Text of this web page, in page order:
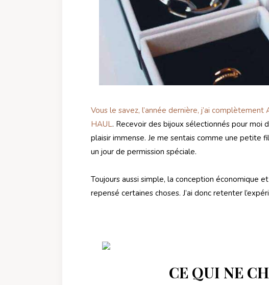
Vous le savez, l’année dernière, j’ai
HAUL. Recevoir des bijoux sélectionnés pour moi
plaisir immense. Je me sentais comme une petite
un jour de permission spéciale.
Toujours aussi simple, la conception économique
repensé certaines choses. J’ai donc retenter
CE QUI NE